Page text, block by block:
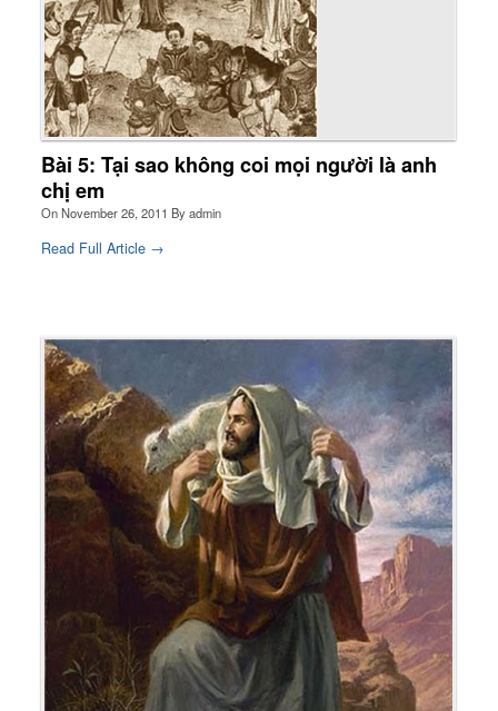
Bài 5: Tại sao không coi mọi người là anh
chị em
OnNovember 26, 2011 Byadmin
Read Full Article →